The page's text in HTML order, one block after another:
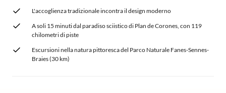
L'accoglienza tradizionale incontra il design moderno
A soli 15 minuti dal paradiso sciistico di Plan de Corones, con 119
chilometri di piste
Escursioni nella natura pittoresca del Parco Naturale Fanes-Sennes-
Braies (30 km)